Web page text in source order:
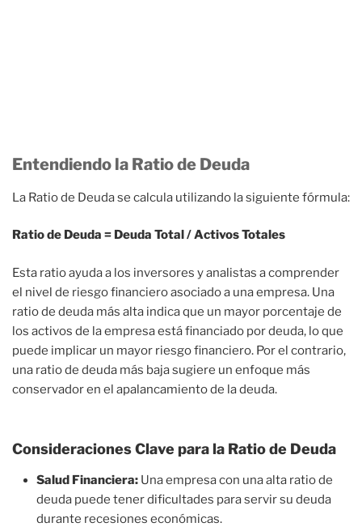
Entendiendo la Ratio de Deuda
La Ratio de Deuda se calcula utilizando la siguiente fórmula:
Ratio de Deuda = Deuda Total / Activos Totales
Esta ratio ayuda a los inversores y analistas a comprender
el nivel de riesgo financiero asociado a una empresa. Una
ratio de deuda más alta indica que un mayor porcentaje de
los activos de la empresa está financiado por deuda, lo que
puede implicar un mayor riesgo financiero. Por el contrario,
una ratio de deuda más baja sugiere un enfoque más
conservador en el apalancamiento de la deuda.
Consideraciones Clave para la Ratio de Deuda
Salud Financiera: Una empresa con una alta ratio de
deuda puede tener dificultades para servir su deuda
durante recesiones económicas.